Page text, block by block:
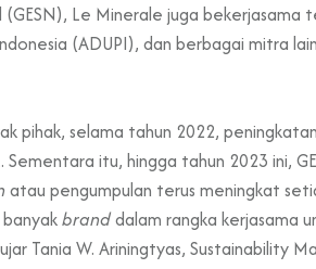
Le Minerale juga bekerjasama
(ADUPI), dan berbagai mitra
pihak, selama tahun 2022,
itu, hingga tahun 2023 ini,
atau pengumpulan terus meningkat
branddalam rangka kerjasama
ujar Tania W. Ariningtyas, Sustainability